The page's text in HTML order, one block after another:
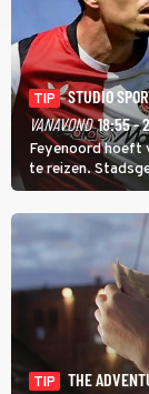
TIP
STUDIO
VANAVOND 18:55 -
Feyenoord hoeft
te reizen.
verderop.
KVC Westerlo uit
TIP
THE